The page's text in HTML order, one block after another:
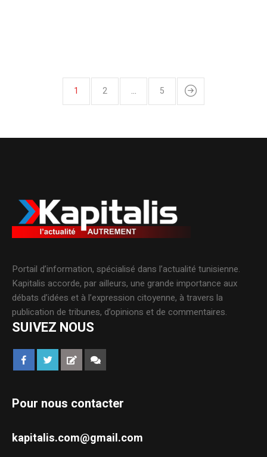
1 2 … 5
Portail d’information, spécialisé dans l’actualité tunisienne.
Kapitalis accorde, par ailleurs, une grande importance aux
débats d’idées et à l’expression citoyenne, à travers la
publication de tribunes, d’opinions et de commentaires.
SUIVEZ NOUS
Pour nous contacter
kapitalis.com@gmail.com